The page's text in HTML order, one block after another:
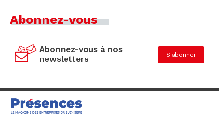
Abonnez-vous
Abonnez-vous à nos
newsletters
S'abonner